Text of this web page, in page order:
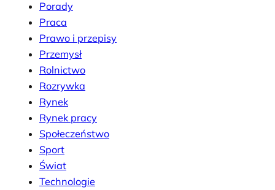
Porady
Praca
Prawo i przepisy
Przemysł
Rolnictwo
Rozrywka
Rynek
Rynek pracy
Społeczeństwo
Sport
Świat
Technologie